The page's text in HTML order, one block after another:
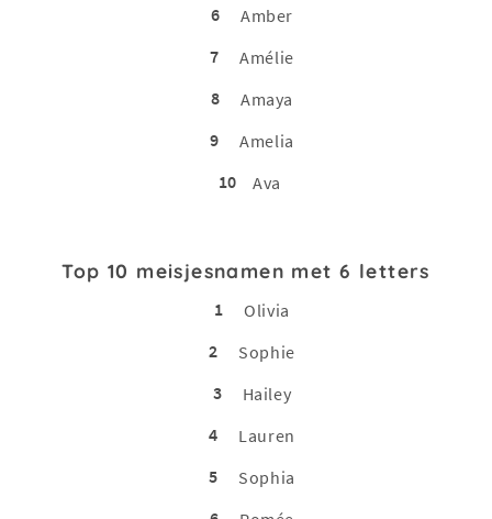
6
Amber
7
Amélie
8
Amaya
9
Amelia
10
Ava
Top 10 meisjesnamen met 6 letters
1
Olivia
2
Sophie
3
Hailey
4
Lauren
5
Sophia